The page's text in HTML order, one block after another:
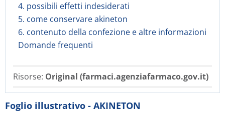
4. possibili effetti indesiderati
5. come conservare akineton
6. contenuto della confezione e altre informazioni
Domande frequenti
Risorse: Original (farmaci.agenziafarmaco.gov.it)
Foglio illustrativo - AKINETON